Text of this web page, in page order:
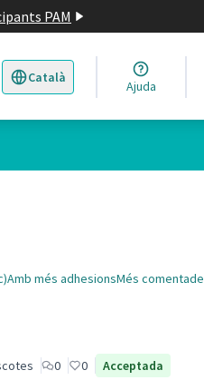
PAM
Català
Triar la llengua Elegir el idioma
Ajuda
Amb més adhesionsMés
0 0 Acceptada